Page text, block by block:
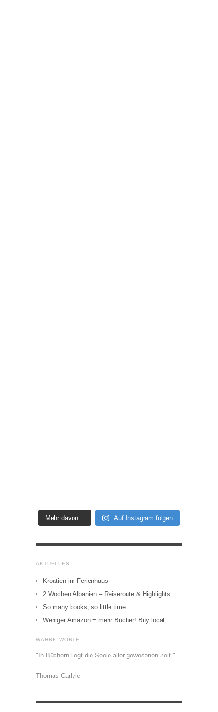
Mehr davon... Auf Instagram folgen
AKTUELLES
Kroatien im Ferienhaus
2 Wochen Albanien – Reiseroute & Highlights
So many books, so little time…
Weniger Amazon = mehr Bücher! Buy local
WAHRE WORTE
"In Büchern liegt die Seele aller gewesenen Zeit."
Thomas Carlyle